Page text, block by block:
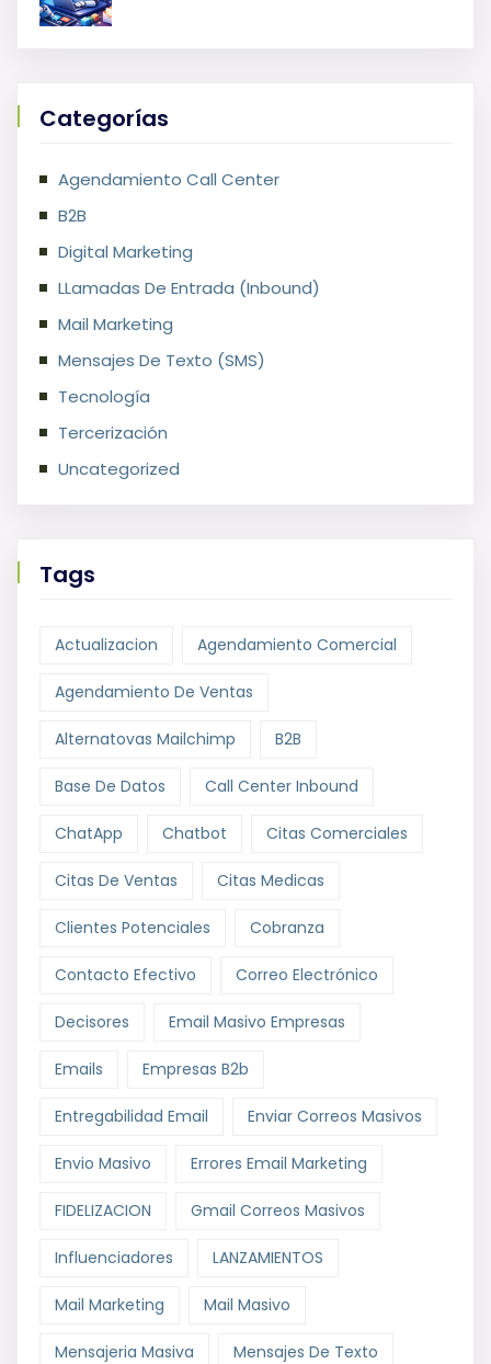
Categorías
Agendamiento Call Center
B2B
Digital Marketing
LLamadas De Entrada (Inbound)
Mail Marketing
Mensajes De Texto (SMS)
Tecnología
Tercerización
Uncategorized
Tags
Actualizacion Agendamiento Comercial
Agendamiento De Ventas
Alternatovas Mailchimp B2B
Base De Datos Call Center Inbound
ChatApp Chatbot Citas Comerciales
Citas De Ventas Citas Medicas
Clientes Potenciales Cobranza
Contacto Efectivo Correo Electrónico
Decisores Email Masivo Empresas
Emails Empresas B2b
Entregabilidad Email Enviar Correos Masivos
Envio Masivo Errores Email Marketing
FIDELIZACION Gmail Correos Masivos
Influenciadores LANZAMIENTOS
Mail Marketing Mail Masivo
Mensajeria Masiva Mensajes De Texto